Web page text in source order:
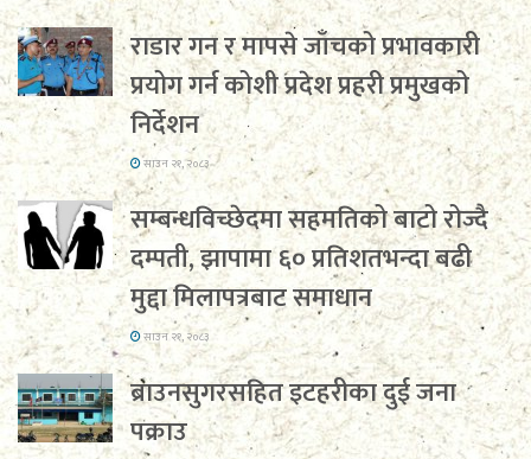
राडार गन र मापसे जाँचको प्रभावकारी
प्रयोग गर्न कोशी प्रदेश प्रहरी प्रमुखको
निर्देशन
साउन २१, २०८३
सम्बन्धविच्छेदमा सहमतिको बाटो रोज्दै
दम्पती, झापामा ६० प्रतिशतभन्दा बढी
मुद्दा मिलापत्रबाट समाधान
साउन २१, २०८३
ब्राउनसुगरसहित इटहरीका दुई जना
पक्राउ